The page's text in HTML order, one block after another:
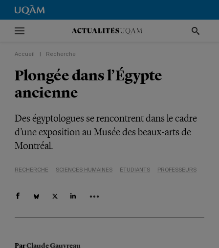
Accueil Recherche
Plongée dans l’Égypte
ancienne
Des égyptologues se rencontrent dans le cadre
d’une exposition au Musée des beaux-arts de
Montréal.
RECHERCHE SCIENCES HUMAINES ÉTUDIANTS PROFESSEURS
ParClaude Gauvreau